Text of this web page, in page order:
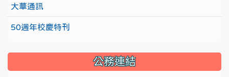
大華通訊
50週年校慶特刊
公務連結